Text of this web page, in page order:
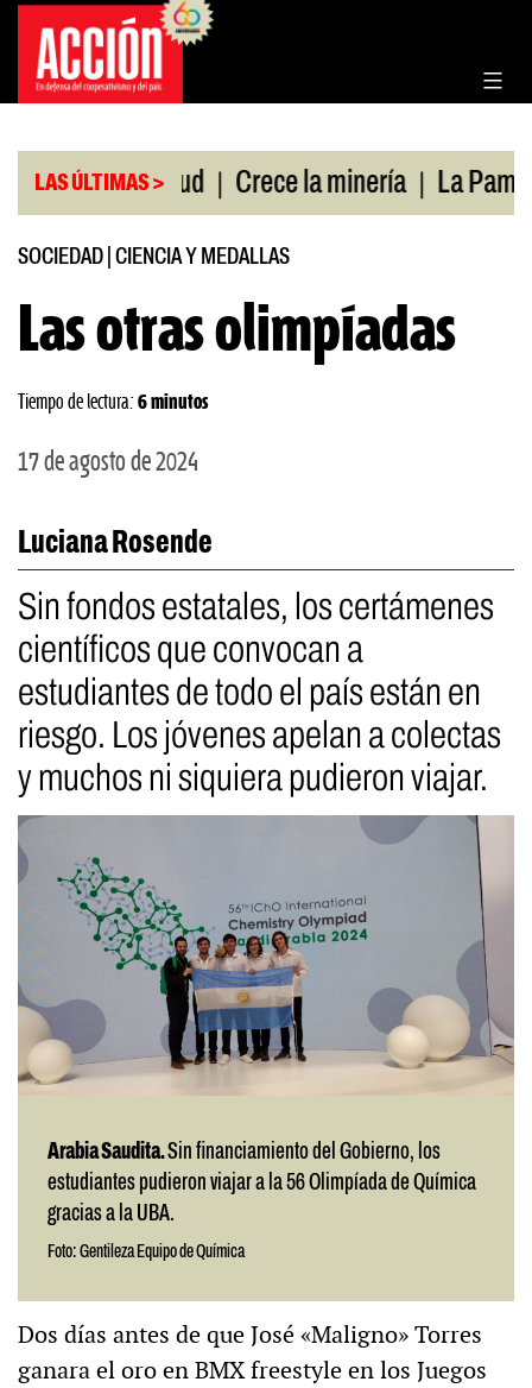
Saltar
contenido
LAS ÚLTIMAS >
de salud | Crece la minería | La Pampa.
SOCIEDAD CIENCIA Y MEDALLAS
Las otras olimpíadas
Tiempo de lectura: 6 minutos
17 de agosto de 2024
Luciana Rosende
Sin fondos estatales, los certámenes
científicos que convocan a
estudiantes de todo el país están en
riesgo. Los jóvenes apelan a colectas
y muchos ni siquiera pudieron viajar.
Arabia Saudita.Sin financiamiento del Gobierno, los
estudiantes pudieron viajar a la 56 Olimpíada de Química
gracias a la UBA.
Foto: Gentileza Equipo de Química
Dos días antes de que José «Maligno» Torres
ganara el oro en BMX freestyle en los Juegos